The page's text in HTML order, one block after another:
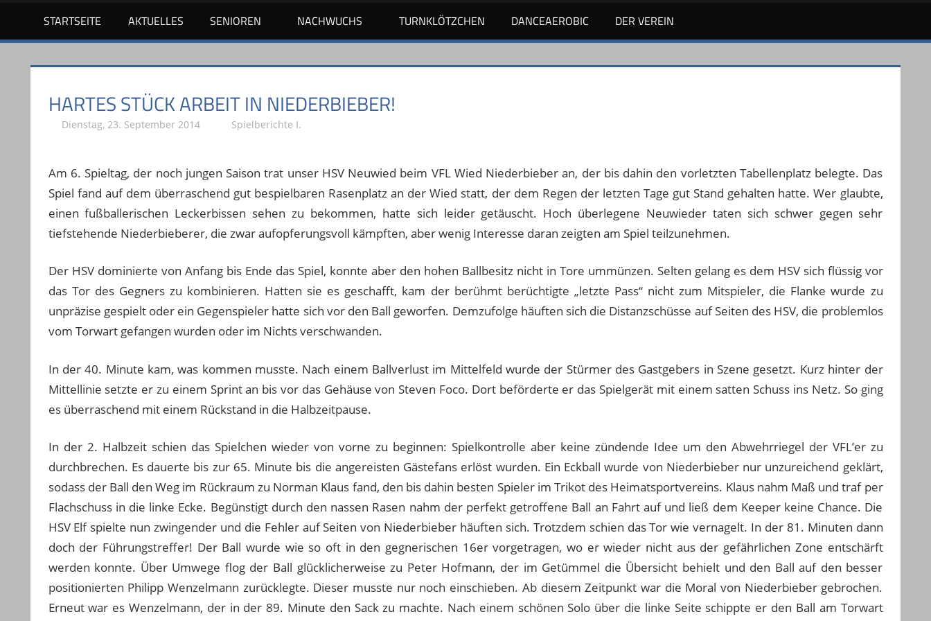
STARTSEITE AKTUELLES SENIOREN NACHWUCHS TURNKLÖTZCHEN DANCEAEROBIC DER VEREIN
HARTES STÜCK ARBEIT IN NIEDERBIEBER!
Dienstag, 23. September 2014 Stephan P.
Spielberichte I.
Am 6. Spieltag, der noch jungen Saison trat unser HSV Neuwied beim VFL Wied Niederbieber an, der bis dahin den vorletzten Tabellenplatz belegte. Das
Spiel fand auf dem überraschend gut bespielbaren Rasenplatz an der Wied statt, der dem Regen der letzten Tage gut Stand gehalten hatte. Wer glaubte,
einen fußballerischen Leckerbissen sehen zu bekommen, hatte sich leider getäuscht. Hoch überlegene Neuwieder taten sich schwer gegen sehr
tiefstehende Niederbieberer, die zwar aufopferungsvoll kämpften, aber wenig Interesse daran zeigten am Spiel teilzunehmen.
Der HSV dominierte von Anfang bis Ende das Spiel, konnte aber den hohen Ballbesitz nicht in Tore ummünzen. Selten gelang es dem HSV sich flüssig vor
das Tor des Gegners zu kombinieren. Hatten sie es geschafft, kam der berühmt berüchtigte „letzte Pass“ nicht zum Mitspieler, die Flanke wurde zu
unpräzise gespielt oder ein Gegenspieler hatte sich vor den Ball geworfen. Demzufolge häuften sich die Distanzschüsse auf Seiten des HSV, die problemlos
vom Torwart gefangen wurden oder im Nichts verschwanden.
In der 40. Minute kam, was kommen musste. Nach einem Ballverlust im Mittelfeld wurde der Stürmer des Gastgebers in Szene gesetzt. Kurz hinter der
Mittellinie setzte er zu einem Sprint an bis vor das Gehäuse von Steven Foco. Dort beförderte er das Spielgerät mit einem satten Schuss ins Netz. So ging
es überraschend mit einem Rückstand in die Halbzeitpause.
In der 2. Halbzeit schien das Spielchen wieder von vorne zu beginnen: Spielkontrolle aber keine zündende Idee um den Abwehrriegel der VFL’er zu
durchbrechen. Es dauerte bis zur 65. Minute bis die angereisten Gästefans erlöst wurden. Ein Eckball wurde von Niederbieber nur unzureichend geklärt,
sodass der Ball den Weg im Rückraum zu Norman Klaus fand, den bis dahin besten Spieler im Trikot des Heimatsportvereins. Klaus nahm Maß und traf per
Flachschuss in die linke Ecke. Begünstigt durch den nassen Rasen nahm der perfekt getroffene Ball an Fahrt auf und ließ dem Keeper keine Chance. Die
HSV Elf spielte nun zwingender und die Fehler auf Seiten von Niederbieber häuften sich. Trotzdem schien das Tor wie vernagelt. In der 81. Minuten dann
doch der Führungstreffer! Der Ball wurde wie so oft in den gegnerischen 16er vorgetragen, wo er wieder nicht aus der gefährlichen Zone entschärft
werden konnte. Über Umwege flog der Ball glücklicherweise zu Peter Hofmann, der im Getümmel die Übersicht behielt und den Ball auf den besser
positionierten Philipp Wenzelmann zurücklegte. Dieser musste nur noch einschieben. Ab diesem Zeitpunkt war die Moral von Niederbieber gebrochen.
Erneut war es Wenzelmann, der in der 89. Minute den Sack zu machte. Nach einem schönen Solo über die linke Seite schippte er den Ball am Torwart